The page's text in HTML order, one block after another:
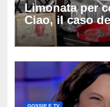
Limonata per
Ciao, il caso
divide l’Italia:
in Regione,
GOSSIP E TV